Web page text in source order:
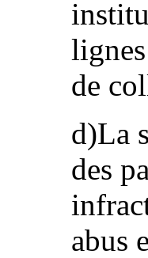
de
d)La
des
abus